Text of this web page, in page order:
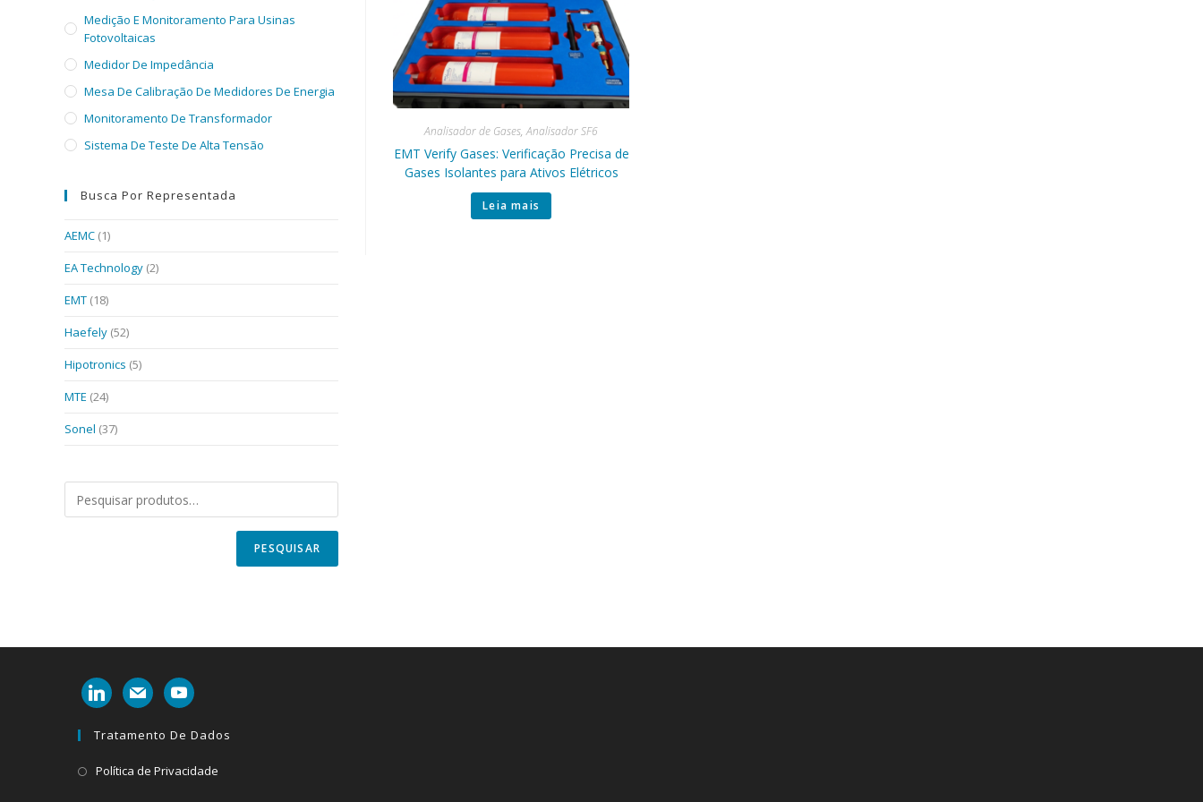
Analisador de Gases,Analisador SF6
EMT Verify Gases: Verificação Precisa de
Gases Isolantes para Ativos Elétricos
Leia mais
Medição E Monitoramento Para Usinas
Fotovoltaicas
Medidor De Impedância
Mesa De Calibração De Medidores De Energia
Monitoramento De Transformador
Sistema De Teste De Alta Tensão
Busca Por Representada
AEMC (1)
EA Technology (2)
EMT (18)
Haefely (52)
Hipotronics (5)
MTE (24)
Sonel (37)
PESQUISAR
linkedinmail youtube
Tratamento De Dados
Política de Privacidade